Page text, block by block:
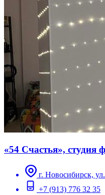
«54 Счастья», студия
г. Новосибирск,
+7 (913) 776 32 35